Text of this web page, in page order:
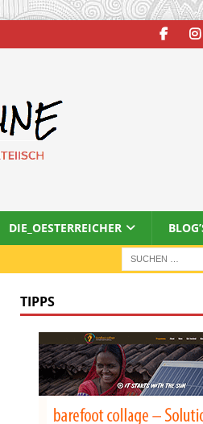
DIE_OESTERREICHER
TIPPS